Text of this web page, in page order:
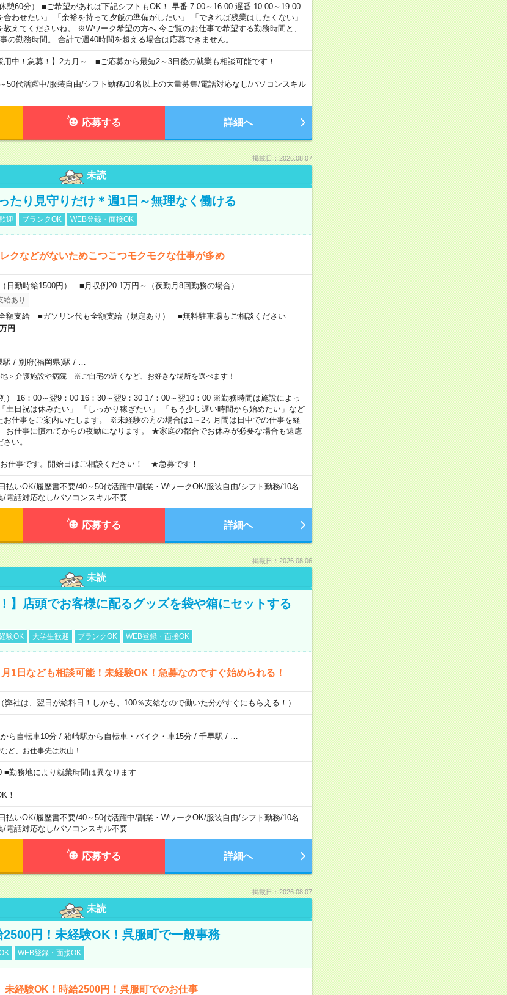
憩60分） ■ご希望があれば下記シフトもOK！ 早番 7:00～16:00 遅番 10:00～19:00
合わせたい」 「余裕を持って夕飯の準備がしたい」 「できれば残業はしたくない」
教えてくださいね。 ※Wワーク希望の方へ 今ご覧のお仕事で希望する勤務時間と、
の勤務時間。 合計で週40時間を超える場合は応募できません。
用中！急募！】2カ月～ ■ご応募から最短2～3日後の就業も相談可能です！
50代活躍中/服装自由/シフト勤務/10名以上の大量募集/電話対応なし/パソコンスキル
応募する 詳細へ
掲載日：2026.08.07
未読
たり見守りだけ＊週1日～無理なく働ける
迎 ブランクOK WEB登録・面接OK
クなどがないためこつこつモクモクな仕事が多め
日勤時給1500円） ■月収例20.1万円～（夜勤月8回勤務の場合）
給あり
額支給 ■ガソリン代も全額支給（規定あり） ■無料駐車場もご相談ください
円
駅 / 別府(福岡県)駅 /
地＞介護施設や病院 ※ご自宅の近くなど、お好きな場所を選べます！
） 16：00～翌9：00 16：30～翌9：30 17：00～翌10：00 ※勤務時間は施設によっ
土日祝は休みたい」 「しっかり稼ぎたい」 「もう少し遅い時間から始めたい」など
お仕事をご案内いたします。 ※未経験の方の場合は1～2ヶ月間は日中での仕事を経
仕事に慣れてからの夜勤になります。 ★家庭の都合でお休みが必要な場合も遠慮
い。
仕事です。開始日はご相談ください！ ★急募です！
払いOK/履歴書不要/40～50代活躍中/副業・WワークOK/服装自由/シフト勤務/10名
/電話対応なし/パソコンスキル不要
応募する 詳細へ
掲載日：2026.08.06
未読
】店頭でお客様に配るグッズを袋や箱にセットする
験OK 大学生歓迎 ブランクOK WEB登録・面接OK
1日なども相談可能！未経験OK！急募なのですぐ始められる！
弊社は、翌日が給料日！しかも、100％支給なので働いた分がすぐにもらえる！）
ら自転車10分/ 箱崎駅から自転車・バイク・車15分/ 千早駅 /
ど、お仕事先は沢山！
■勤務地により就業時間は異なります
！
払いOK/履歴書不要/40～50代活躍中/副業・WワークOK/服装自由/シフト勤務/10名
/電話対応なし/パソコンスキル不要
応募する 詳細へ
掲載日：2026.08.07
未読
2500円！未経験OK！呉服町で一般事務
WEB登録・面接OK
未経験OK！時給2500円！呉服町でのお仕事